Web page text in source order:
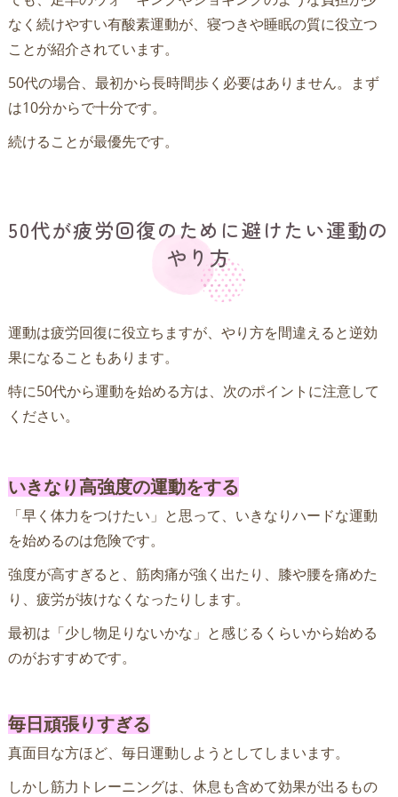
なく続けやすい有酸素運動が、寝つきや睡眠の質に役立つ
ことが紹介されています。
50代の場合、最初から長時間歩く必要はありません。まず
は10分からで十分です。
続けることが最優先です。
50代が疲労回復のために避けたい運動の
やり方
運動は疲労回復に役立ちますが、やり方を間違えると逆効
果になることもあります。
特に50代から運動を始める方は、次のポイントに注意して
ください。
いきなり高強度の運動をする
「早く体力をつけたい」と思って、いきなりハードな運動
を始めるのは危険です。
強度が高すぎると、筋肉痛が強く出たり、膝や腰を痛めた
り、疲労が抜けなくなったりします。
最初は「少し物足りないかな」と感じるくらいから始める
のがおすすめです。
毎日頑張りすぎる
真面目な方ほど、毎日運動しようとしてしまいます。
しかし筋力トレーニングは、休息も含めて効果が出るもの